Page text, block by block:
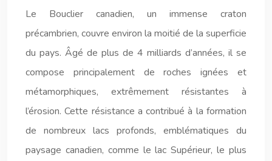
Le Bouclier canadien, un immense craton
précambrien, couvre environ la moitié de la superficie
du pays. Âgé de plus de 4 milliards d’années, il se
compose principalement de roches ignées et
métamorphiques, extrêmement résistantes à
l’érosion. Cette résistance a contribué à la formation
de nombreux lacs profonds, emblématiques du
paysage canadien, comme le lac Supérieur, le plus